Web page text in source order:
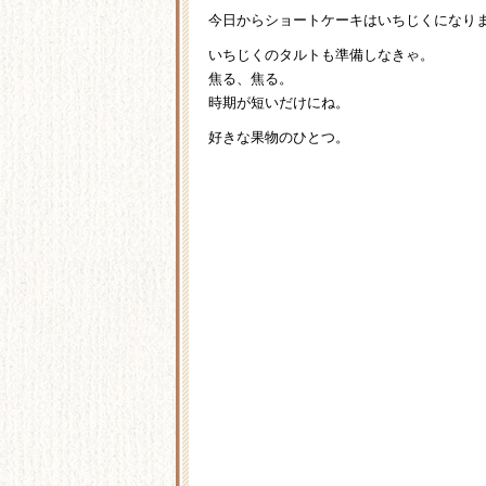
今日からショートケーキはいちじくになり
いちじくのタルトも準備しなきゃ。
焦る、焦る。
時期が短いだけにね。
好きな果物のひとつ。